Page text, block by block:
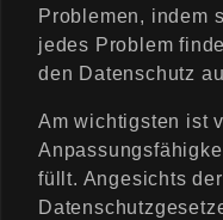
Problemen, indem
jedes Problem
den Datenschutz
Am wichtigsten ist
füllt. Angesichts